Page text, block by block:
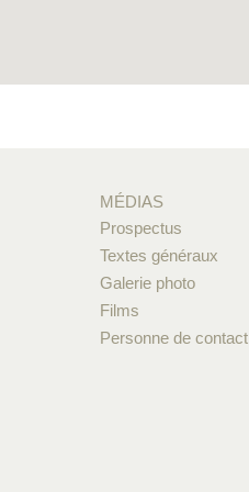
MÉDIAS
Prospectus
Textes généraux
Galerie photo
Films
Personne de contact